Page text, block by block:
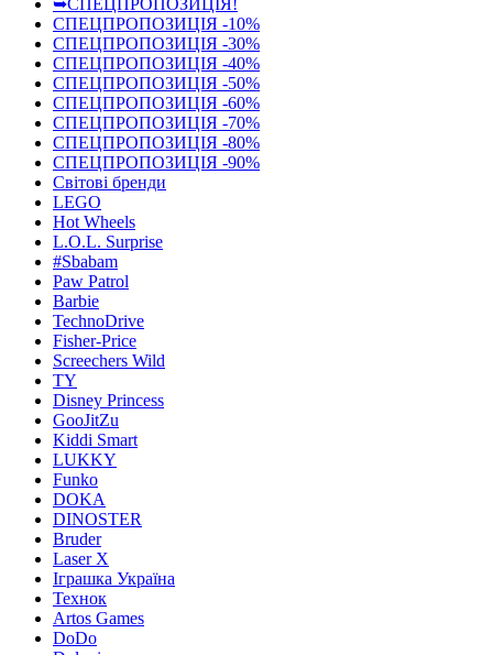
➥СПЕЦПРОПОЗИЦІЯ!
СПЕЦПРОПОЗИЦІЯ -10%
СПЕЦПРОПОЗИЦІЯ -30%
СПЕЦПРОПОЗИЦІЯ -40%
СПЕЦПРОПОЗИЦІЯ -50%
СПЕЦПРОПОЗИЦІЯ -60%
СПЕЦПРОПОЗИЦІЯ -70%
СПЕЦПРОПОЗИЦІЯ -80%
СПЕЦПРОПОЗИЦІЯ -90%
Світові бренди
LEGO
Hot Wheels
L.O.L. Surprise
#Sbabam
Paw Patrol
Barbie
TechnoDrive
Fisher-Price
Screechers Wild
TY
Disney Princess
GooJitZu
Kiddi Smart
LUKKY
Funko
DOKA
DINOSTER
Bruder
Laser X
Іграшка Україна
Технок
Artos Games
DoDo